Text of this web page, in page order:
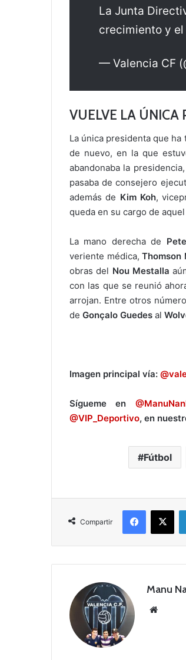
La Junta
crecimiento y
— Valencia CF
VUELVE LA ÚNICA
La única presidenta que
de nuevo, en la que
abandonaba la
pasaba de consejero
además de Kim Koh,
queda en su cargo de
La mano derecha de
veriente médica,Thomson
obras del Nou Mestalla
con las que se reunió
arrojan. Entre otros
de Gonçalo Guedes al
Imagen principal vía:
Sígueme en
@VIP_Deportivo, en
Fútbol
Compartir
Manu